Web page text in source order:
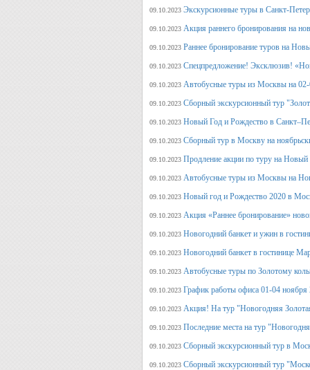
09.10.2023 Экскурсионные туры в Санкт-
09.10.2023 Акция раннего бронирования на
09.10.2023 Раннее бронирование туров на
09.10.2023 Спецпредложение! Эксклюзив!
09.10.2023 Автобусные туры из Москвы на
09.10.2023 Сборный экскурсионный тур
09.10.2023 Новый Год и Рождество в
09.10.2023 Сборный тур в Москву на
09.10.2023 Продление акции по туру на
09.10.2023 Автобусные туры из Москвы на
09.10.2023 Новый год и Рождество 2020 в
09.10.2023 Акция «Раннее бронирование»
09.10.2023 Новогодний банкет и ужин в
09.10.2023 Новогодний банкет в гостинице
09.10.2023 Автобусные туры по Золотому
09.10.2023 График работы офиса 01-04 ноября
09.10.2023 Акция! На тур "Новогодняя
09.10.2023 Последние места на тур
09.10.2023 Сборный экскурсионный тур в
09.10.2023 Сборный экскурсионный тур